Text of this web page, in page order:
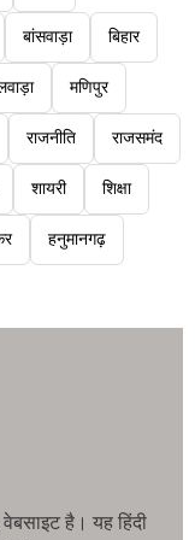
बांसवाड़ा बिहार
मणिपुर
राजनीति राजसमंद
शायरी शिक्षा
हनुमानगढ़
है। यह हिंदी